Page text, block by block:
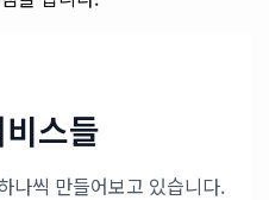
스들
나씩 만들어보고 있습니다.